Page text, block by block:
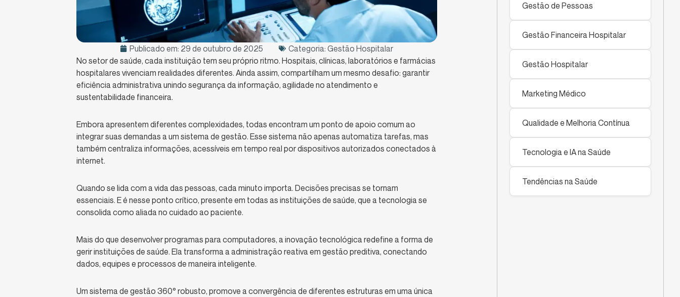
Publicado em: 29 de outubro de 2025 Categoria:Gestão Hospitalar
No setor de saúde, cada instituição tem seu próprio ritmo. Hospitais, clínicas, laboratórios e farmácias
hospitalares vivenciam realidades diferentes. Ainda assim, compartilham um mesmo desafio: garantir
eficiência administrativa unindo segurança da informação, agilidade no atendimento e
sustentabilidade financeira.
Embora apresentem diferentes complexidades, todas encontram um ponto de apoio comum ao
integrar suas demandas a um sistema de gestão. Esse sistema não apenas automatiza tarefas, mas
também centraliza informações, acessíveis em tempo real por dispositivos autorizados conectados à
internet.
Quando se lida com a vida das pessoas, cada minuto importa. Decisões precisas se tornam
essenciais. E é nesse ponto crítico, presente em todas as instituições de saúde, que a tecnologia se
consolida como aliada no cuidado ao paciente.
Mais do que desenvolver programas para computadores, a inovação tecnológica redefine a forma de
gerir instituições de saúde. Ela transforma a administração reativa em gestão preditiva, conectando
dados, equipes e processos de maneira inteligente.
Um sistema de gestão 360° robusto, promove a convergência de diferentes estruturas em uma única
Gestão de Pessoas
Gestão Financeira Hospitalar
Gestão Hospitalar
Marketing Médico
Qualidade e Melhoria Contínua
Tecnologia e IA na Saúde
Tendências na Saúde